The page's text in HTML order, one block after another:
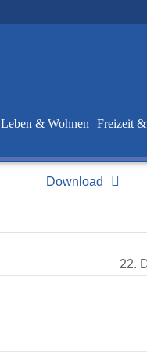
Leben & Wohnen Freizeit
Download
22.